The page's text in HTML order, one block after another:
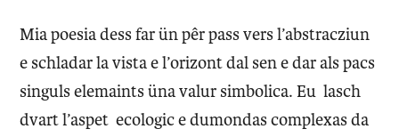
Mia poesia dess far ün pêr pass vers l’abstracziun
e schladar la vista e l’orizont dal sen e dar als pacs
singuls elemaints üna valur simbolica. Eu lasch
dvart l’aspet ecologic e dumondas complexas da